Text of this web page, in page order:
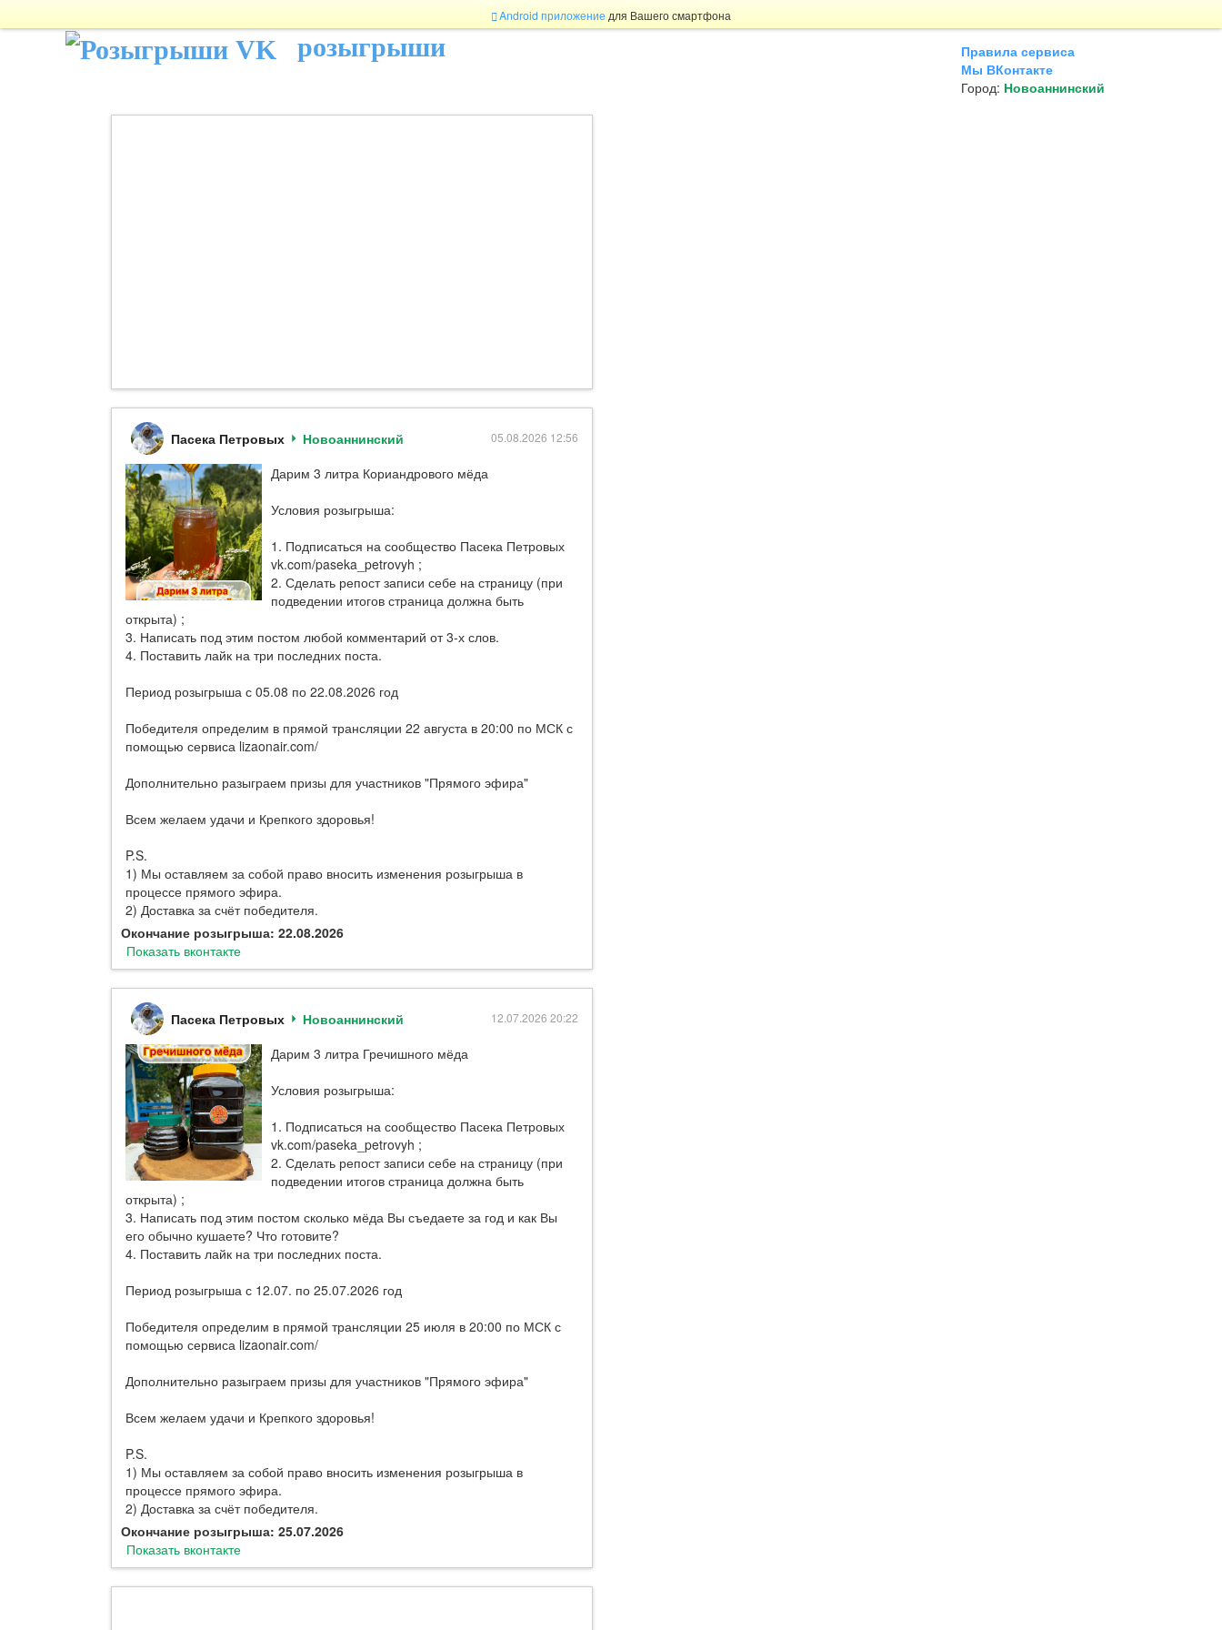
Android приложение для Вашего смартфона
розыгрыши
Правила сервиса
Мы ВКонтакте
Город: Новоаннинский
Пасека Петровых Новоаннинский 05.08.2026 12:56
Дарим 3 литра Кориандрового мёда
Условия розыгрыша:
1. Подписаться на сообщество Пасека Петровых
vk.com/paseka_petrovyh ;
2. Сделать репост записи себе на страницу (при
подведении итогов страница должна быть
открыта) ;
3. Написать под этим постом любой комментарий от 3-х слов.
4. Поставить лайк на три последних поста.
Период розыгрыша с 05.08 по 22.08.2026 год
Победителя определим в прямой трансляции 22 августа в 20:00 по МСК с
помощью сервиса lizaonair.com/
Дополнительно разыграем призы для участников "Прямого эфира"
Всем желаем удачи и Крепкого здоровья!
P.S.
1) Мы оставляем за собой право вносить изменения розыгрыша в
процессе прямого эфира.
2) Доставка за счёт победителя.
Окончание розыгрыша: 22.08.2026
Показать вконтакте
Пасека Петровых Новоаннинский 12.07.2026 20:22
Дарим 3 литра Гречишного мёда
Условия розыгрыша:
1. Подписаться на сообщество Пасека Петровых
vk.com/paseka_petrovyh ;
2. Сделать репост записи себе на страницу (при
подведении итогов страница должна быть
открыта) ;
3. Написать под этим постом сколько мёда Вы съедаете за год и как Вы
его обычно кушаете? Что готовите?
4. Поставить лайк на три последних поста.
Период розыгрыша с 12.07. по 25.07.2026 год
Победителя определим в прямой трансляции 25 июля в 20:00 по МСК с
помощью сервиса lizaonair.com/
Дополнительно разыграем призы для участников "Прямого эфира"
Всем желаем удачи и Крепкого здоровья!
P.S.
1) Мы оставляем за собой право вносить изменения розыгрыша в
процессе прямого эфира.
2) Доставка за счёт победителя.
Окончание розыгрыша: 25.07.2026
Показать вконтакте